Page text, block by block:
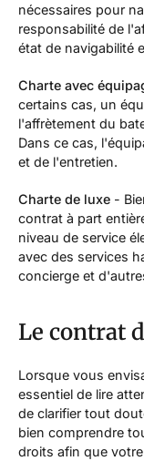
nécessaires pour
responsabilité de
état de navigabilité
Charte avec
certains cas, un
l'affrètement du
Dans ce cas,
et de l'entretien.
Charte de luxe -
contrat à part
niveau de service
avec des services
concierge et
Le contrat
Lorsque vous
essentiel de lire
de clarifier tout
bien comprendre
droits afin que